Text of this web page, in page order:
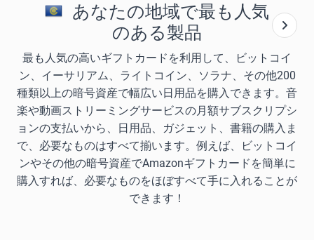
あなたの地域で最も人気
のある製品
最も人気の高いギフトカードを利用して、ビットコイ
ン、イーサリアム、ライトコイン、ソラナ、その他200
種類以上の暗号資産で幅広い日用品を購入できます。音
楽や動画ストリーミングサービスの月額サブスクリプシ
ョンの支払いから、日用品、ガジェット、書籍の購入ま
で、必要なものはすべて揃います。例えば、ビットコイ
ンやその他の暗号資産でAmazonギフトカードを簡単に
購入すれば、必要なものをほぼすべて手に入れることが
できます！